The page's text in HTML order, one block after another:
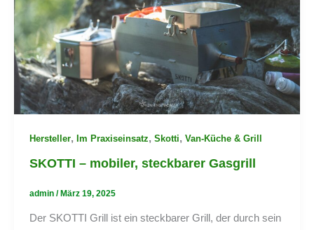
Hersteller, Im Praxiseinsatz, Skotti, Van-Küche & Grill
SKOTTI – mobiler, steckbarer Gasgrill
admin /März 19, 2025
Der SKOTTI Grill ist ein steckbarer Grill, der durch sein